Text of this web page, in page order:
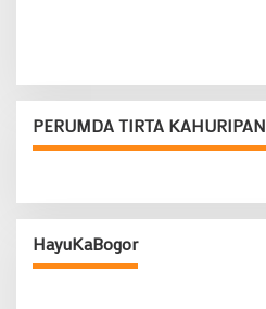
PERUMDA TIRTA KAHURIPAN
HayuKaBogor